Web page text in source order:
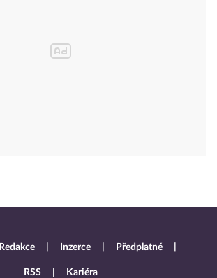
Redakce Inzerce Předplatné
RSS Kariéra